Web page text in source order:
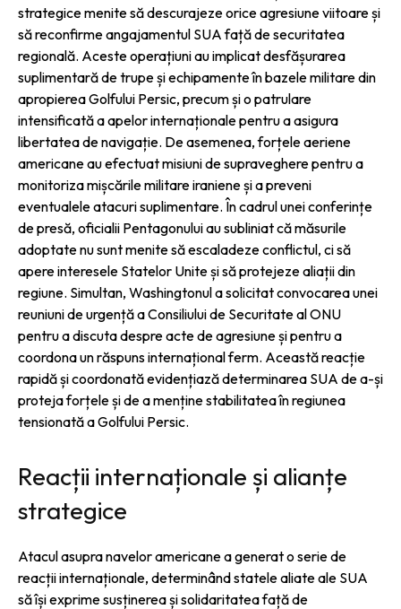
strategice menite să descurajeze orice agresiune viitoare și
să reconfirme angajamentul SUA față de securitatea
regională. Aceste operațiuni au implicat desfășurarea
suplimentară de trupe și echipamente în bazele militare din
apropierea Golfului Persic, precum și o patrulare
intensificată a apelor internaționale pentru a asigura
libertatea de navigație. De asemenea, forțele aeriene
americane au efectuat misiuni de supraveghere pentru a
monitoriza mișcările militare iraniene și a preveni
eventualele atacuri suplimentare. În cadrul unei conferințe
de presă, oficialii Pentagonului au subliniat că măsurile
adoptate nu sunt menite să escaladeze conflictul, ci să
apere interesele Statelor Unite și să protejeze aliații din
regiune. Simultan, Washingtonul a solicitat convocarea unei
reuniuni de urgență a Consiliului de Securitate al ONU
pentru a discuta despre acte de agresiune și pentru a
coordona un răspuns internațional ferm. Această reacție
rapidă și coordonată evidențiază determinarea SUA de a-și
proteja forțele și de a menține stabilitatea în regiunea
tensionată a Golfului Persic.
Reacții internaționale și alianțe
strategice
Atacul asupra navelor americane a generat o serie de
reacții internaționale, determinând statele aliate ale SUA
să își exprime susținerea și solidaritatea față de